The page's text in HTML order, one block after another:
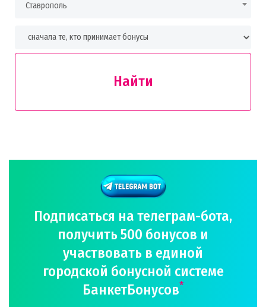
Ставрополь
Найти
Подписаться на телеграм-бота,
получить 500 бонусов и
участвовать в единой
городской бонусной системе
БанкетБонусов*